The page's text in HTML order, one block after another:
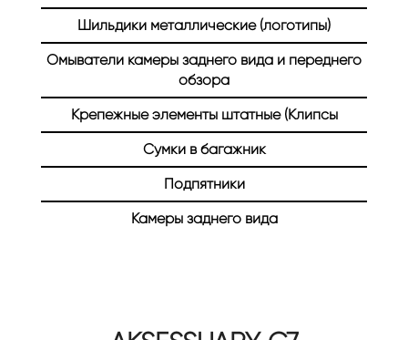
Каталог Авто аксессуары
Авто аксессуары
Шильдики металлические (логотипы)
Омыватели камеры заднего вида и переднего
обзора
Крепежные элементы штатные (Клипсы
Сумки в багажник
Подпятники
Камеры заднего вида